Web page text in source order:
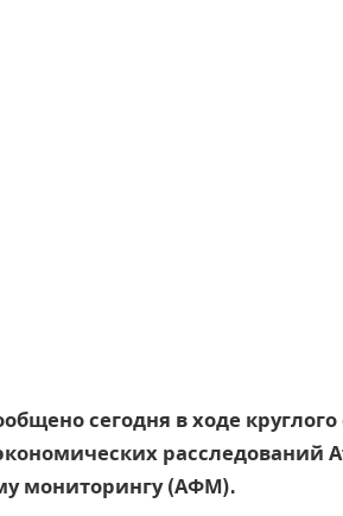
сегодня в ходе круглого
расследований
мониторингу (АФМ).